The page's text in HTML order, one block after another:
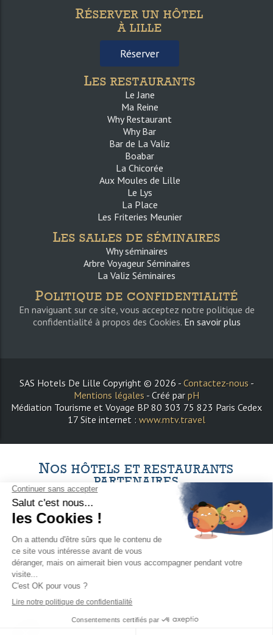
RÉSERVER UN HÔTEL
À LILLE
Réserver
LES RESTAURANTS
Le Jane
Ma Reine
Why Restaurant
Why Bar
Bar de La Valiz
Boabar
La Chicorée
Aux Moules de Lille
Le Lys
La Place
Les Friteries Meunier
LES SALLES DE SÉMINAIRES
Why séminaires
Arbre Voyageur Séminaires
La Valiz Séminaires
POLITIQUE DE CONFIDENTIALITÉ
En naviguant sur ce site, vous acceptez notre politique de
confidentialité à propos des Cookies. En savoir plus
SAS Hotels De Lille Copyright © 2026 -Contactez-nous-
Mentions légales - Créé parpH
Médiation Tourisme et Voyage BP 80 303 75 823 Paris Cedex
17 Site internet : www.mtv.travel
NOS HÔTELS ET RESTAURANTS
PARTENAIRES